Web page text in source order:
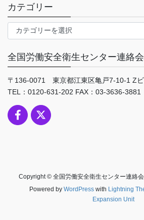
カテゴリー
テ
リ
ー
全国労働安全衛生センター連絡
〒136-0071 東京都江東区亀戸7-10-1 Z
TEL：0120-631-202 FAX：03-3636-3881
Copyright © 全国労働安全衛生センター連絡
Powered by WordPresswith Lightning
Expansion Unit